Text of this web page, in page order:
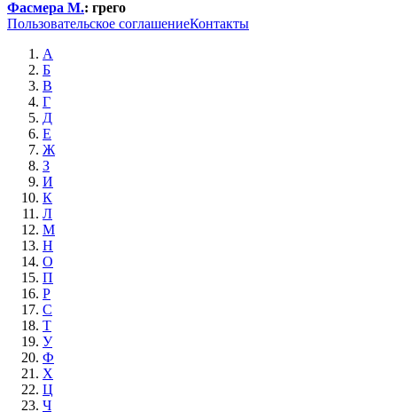
Фасмера М.: грего
Пользовательское соглашениеКонтакты
А
Б
В
Г
Д
Е
Ж
З
И
К
Л
М
Н
О
П
Р
С
Т
У
Ф
Х
Ц
Ч